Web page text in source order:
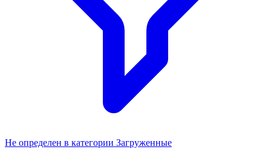
Не определен в категории Загруженные